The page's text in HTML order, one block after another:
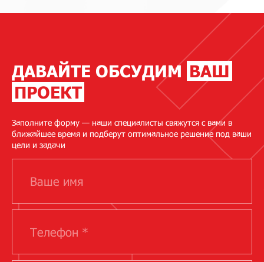
ДАВАЙТЕ ОБСУДИМ ВАШ
ПРОЕКТ
Заполните форму — наши специалисты свяжутся с вами в
ближайшее время и подберут оптимальное решение под ваши
цели и задачи